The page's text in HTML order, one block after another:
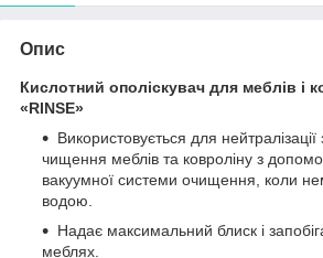
Опис
Кислотний ополіскувач для меблів і
«RINSE»
Використовується для нейтралізації
чищення меблів та ковроліну з
вакуумної системи очищення, коли
водою.
Надає максимальний блиск і
меблях.